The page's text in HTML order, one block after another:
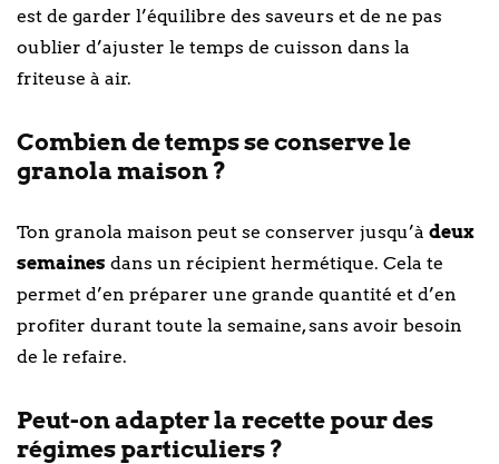
est de garder l’équilibre des saveurs et de ne pas
oublier d’ajuster le temps de cuisson dans la
friteuse à air.
Combien de temps se conserve le
granola maison ?
Ton granola maison peut se conserver jusqu’à deux
semaines dans un récipient hermétique. Cela te
permet d’en préparer une grande quantité et d’en
profiter durant toute la semaine, sans avoir besoin
de le refaire.
Peut-on adapter la recette pour des
régimes particuliers ?